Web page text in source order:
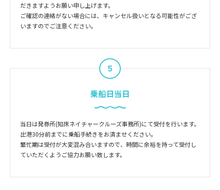
だきますようお願い申し上げます。
ご確認の連絡がない場合には、キャンセル扱いとなる可能性がござ
いますのでご注意ください。
5
乗船日当日
当日は発券所(知床ネイチャークルーズ事務所)にて受付を行います。
出港30分前までに乗船手続きをお済ませください。
繁忙期は受付が大変混み合いますので、時間に余裕を持って受付し
ていただくようご協力お願い致します。